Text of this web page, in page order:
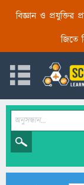
বিজ্ঞান ও প্রযুক্তির
জিতে